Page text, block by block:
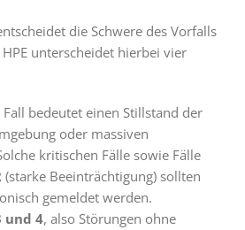
die Schwere des Vorfalls
unterscheidet hierbei vier
Fall bedeutet einen Stillstand der
oder massiven
kritischen Fälle sowie Fälle
(starke Beeinträchtigung) sollten
gemeldet werden.
und 4, also Störungen ohne